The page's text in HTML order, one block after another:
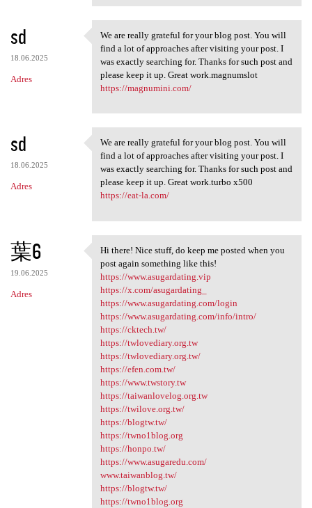
sd
18.06.2025
Adres
We are really grateful for
We are really grateful for your blog post. You will
find a lot of approaches after visiting your post. I
was exactly searching for. Thanks for such post and
please keep it up. Great work.magnumslot
https://magnumini.com/
sd
18.06.2025
Adres
We are really grateful for
We are really grateful for your blog post. You will
find a lot of approaches after visiting your post. I
was exactly searching for. Thanks for such post and
please keep it up. Great work.turbo x500
https://eat-la.com/
葉6
19.06.2025
Adres
Hi there! Nice stuff, do keep
Hi there! Nice stuff, do keep me posted when you
post again something like this!
https://www.asugardating.vip
https://x.com/asugardating_
https://www.asugardating.com/login
https://www.asugardating.com/info/intro/
https://cktech.tw/
https://twlovediary.org.tw
https://twlovediary.org.tw/
https://efen.com.tw/
https://www.twstory.tw
https://taiwanlovelog.org.tw
https://twilove.org.tw/
https://blogtw.tw/
https://twno1blog.org
https://honpo.tw/
https://www.asugaredu.com/
www.taiwanblog.tw/
https://blogtw.tw/
https://twno1blog.org